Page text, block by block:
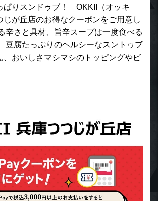
ぱりスンドゥブ！ OKKII（オッキ
じが丘店のお得なクーポンをご用意し
辛さと具材、旨辛スープは一度食べる
豆腐たっぷりのヘルシーなスントゥブ
、おいしさマシマシのトッピングやビ